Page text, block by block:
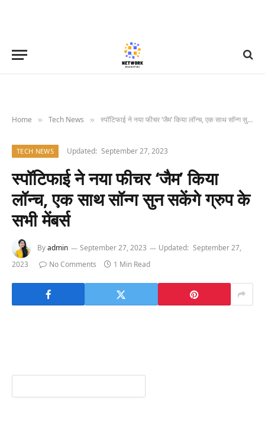
Home » Tech News » स्पॉटिफाई ने नया फीचर ‘जैम’ किया लॉन्च, एक साथ सॉन्ग सुन सकेंगे ग्रुप के सभी मेंबर्स
TECH NEWS Updated: September 27, 2023
स्पॉटिफाई ने नया फीचर ‘जैम’ किया
लॉन्च, एक साथ सॉन्ग सुन सकेंगे ग्रुप के
सभी मेंबर्स
Byadmin September 27, 2023 Updated: September 27,
2023
No Comments 1 Min Read